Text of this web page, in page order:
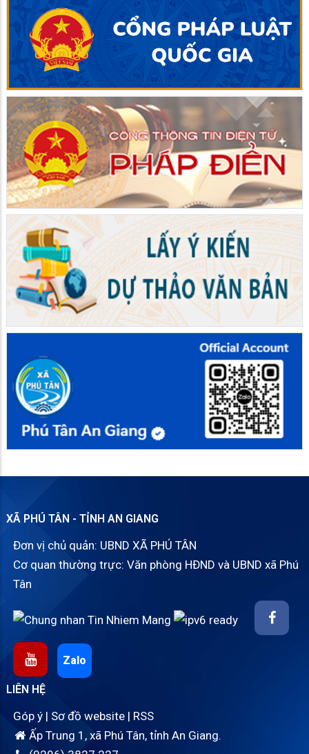
XÃ PHÚ TÂN - TỈNH AN GIANG
Đơn vị chủ quản: UBND XÃ PHÚ TÂN
Cơ quan thường trực: Văn phòng HĐND và UBND xã Phú
Tân
Zalo
LIÊN HỆ
Góp ý | Sơ đồ website | RSS
Ấp Trung 1, xã Phú Tân, tỉnh An Giang.